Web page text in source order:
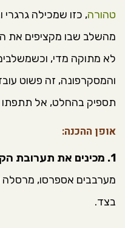
טהורה, כזו שמכילה גרגרי
מהשלב שבו מקציפים את
לא מתוקה מדי,
והמסקרפונה, זה פשוט
תספיק בהחלט, אל תתפתו
אופן ההכנה:
1. מכינים את תערובת הקפה־אלכוהול:
מערבבים אספרסו, מרסלה
בצד.